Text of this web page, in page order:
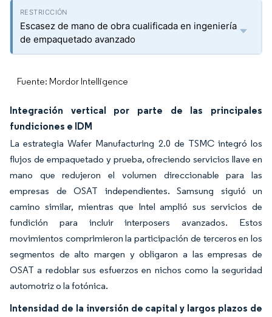
Escasez de mano de obra cualificada en ingeniería
de empaquetado avanzado
Fuente: Mordor Intelligence
Integración vertical por parte de las principales
fundiciones e IDM
La estrategia Wafer Manufacturing 2.0 de TSMC integró los
flujos de empaquetado y prueba, ofreciendo servicios llave en
mano que redujeron el volumen direccionable para las
empresas de OSAT independientes. Samsung siguió un
camino similar, mientras que Intel amplió sus servicios de
fundición para incluir interposers avanzados. Estos
movimientos comprimieron la participación de terceros en los
segmentos de alto margen y obligaron a las empresas de
OSAT a redoblar sus esfuerzos en nichos como la seguridad
automotriz o la fotónica.
Intensidad de la inversión de capital y largos plazos de